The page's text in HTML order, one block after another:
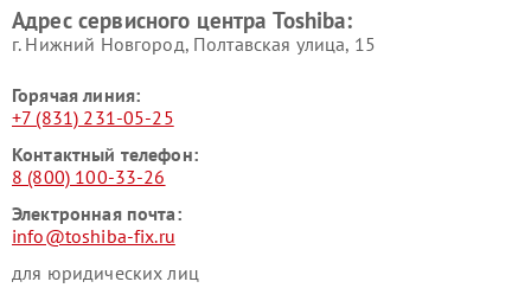
Адрес сервисного центра Toshiba:
г. Нижний Новгород, Полтавская улица, 15
Горячая линия:
+7 (831) 231-05-25
Контактный телефон:
8 (800) 100-33-26
Электронная почта:
info@toshiba-fix.ru
для юридических лиц